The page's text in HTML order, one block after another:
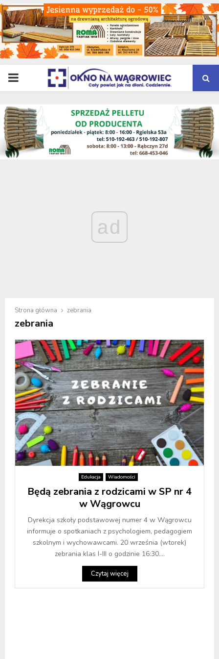
PRIMARY
MENU
ad
Strona główna zebrania
zebrania
Edukacja Wiadomości
Będą zebrania z rodzicami w SP nr 4
w Wągrowcu
Dyrekcja szkoły podstawowej numer 4 w Wągrowcu
informuje o spotkaniach z psychologiem, pedagogiem
szkolnym i wychowawcami. 20 września (wtorek)
zebrania klas I-III o godzinie 16:30....
Czytaj więcej